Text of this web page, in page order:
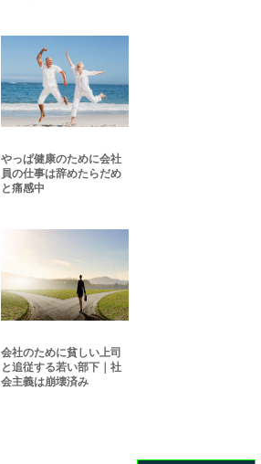
やっぱ健康のために会社
員の仕事は辞めたらだめ
と痛感中
会社のために貧しい上司
と追従する若い部下｜社
会主義は崩壊済み